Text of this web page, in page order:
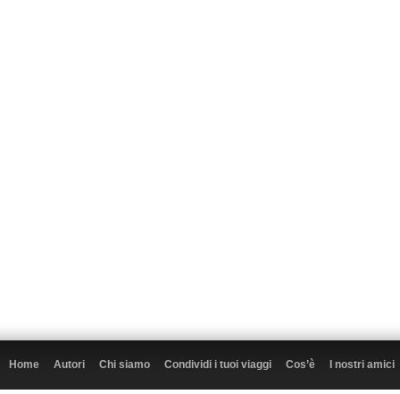
Home Autori Chi siamo Condividi i tuoi viaggi Cos’è I nostri amici